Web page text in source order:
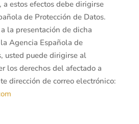
estos efectos debe dirigirse
de Protección de Datos.
la presentación de dicha
Agencia Española de
usted puede dirigirse al
los derechos del afectado a
dirección de correo electrónico: